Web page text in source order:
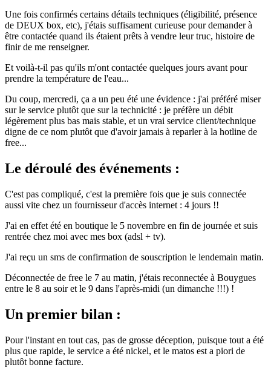
Une fois confirmés certains détails techniques (éligibilité, présence
de DEUX box, etc), j'étais suffisament curieuse pour demander à
être contactée quand ils étaient prêts à vendre leur truc, histoire de
finir de me renseigner.
Et voilà-t-il pas qu'ils m'ont contactée quelques jours avant pour
prendre la température de l'eau...
Du coup, mercredi, ça a un peu été une évidence : j'ai préféré miser
sur le service plutôt que sur la technicité : je préfère un débit
légèrement plus bas mais stable, et un vrai service client/technique
digne de ce nom plutôt que d'avoir jamais à reparler à la hotline de
free...
Le déroulé des événements :
C'est pas compliqué, c'est la première fois que je suis connectée
aussi vite chez un fournisseur d'accès internet : 4 jours !!
J'ai en effet été en boutique le 5 novembre en fin de journée et suis
rentrée chez moi avec mes box (adsl + tv).
J'ai reçu un sms de confirmation de souscription le lendemain matin.
Déconnectée de free le 7 au matin, j'étais reconnectée à Bouygues
entre le 8 au soir et le 9 dans l'après-midi (un dimanche !!!) !
Un premier bilan :
Pour l'instant en tout cas, pas de grosse déception, puisque tout a été
plus que rapide, le service a été nickel, et le matos est a piori de
plutôt bonne facture.